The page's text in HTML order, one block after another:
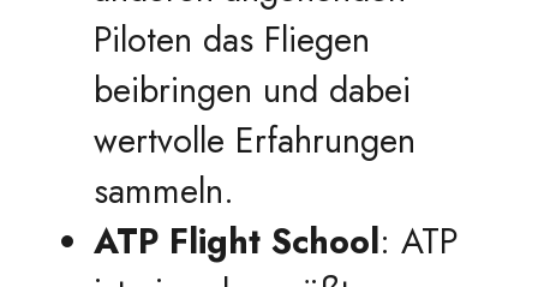
Piloten das Fliegen
beibringen und dabei
wertvolle Erfahrungen
sammeln.
ATP Flight School: ATP